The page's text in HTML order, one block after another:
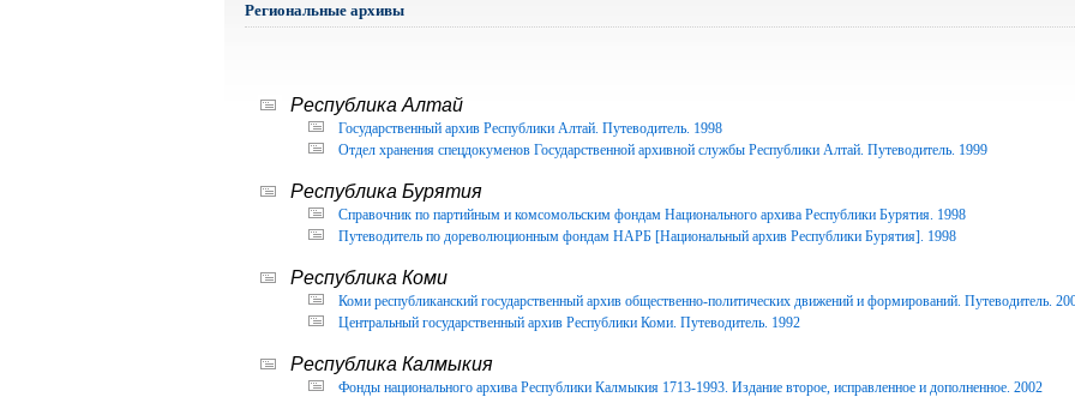
Региональные архивы
Республика Алтай
Государственный архив Республики Алтай. Путеводитель. 1998
Отдел хранения спецдокуменов Государственной архивной службы Республики Алтай. Путеводитель. 1999
Республика Бурятия
Справочник по партийным и комсомольским фондам Национального архива Республики Бурятия. 1998
Путеводитель по дореволюционным фондам НАРБ [Национальный архив Республики Бурятия]. 1998
Республика Коми
Коми республиканский государственный архив общественно-политических движений и формирований. Путеводитель.
Центральный государственный архив Республики Коми. Путеводитель. 1992
Республика Калмыкия
Фонды национального архива Республики Калмыкия 1713-1993. Издание второе, исправленное и дополненное. 2002